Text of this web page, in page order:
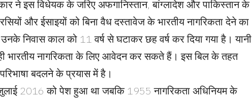
ने इस विधेयक के जरिए अफगानिस्तान, बांग्लादेश और पाकिस्तान के
और ईसाइयों को बिना वैध दस्तावेज के भारतीय नागरिकता देने का
निवास काल को 11 वर्ष से घटाकर छह वर्ष कर दिया गया है। यानी
भारतीय नागरिकता के लिए आवेदन कर सकते हैं। इस बिल के तहत
बदलने के प्रयास में है।
2016 को पेश हुआ था जबकि 1955 नागरिकता अधिनियम के